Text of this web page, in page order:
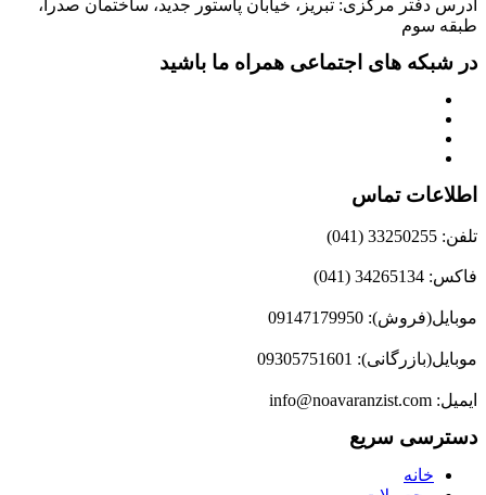
آدرس دفتر مرکزی: تبریز، خیابان پاستور جدید، ساختمان صدرا،
طبقه سوم
در شبکه های اجتماعی همراه ما باشید
اطلاعات تماس
تلفن: 33250255 (041)
فاکس: 34265134 (041)
موبایل(فروش): 09147179950
موبایل(بازرگانی): 09305751601
ایمیل: info@noavaranzist.com
دسترسی سریع
خانه